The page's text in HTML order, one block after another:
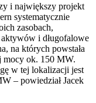
i największy projekt
systematycznie
zasobach,
i długofalowe
na których powstała
mocy ok. 150 MW.
w tej lokalizacji jest
– powiedział Jacek